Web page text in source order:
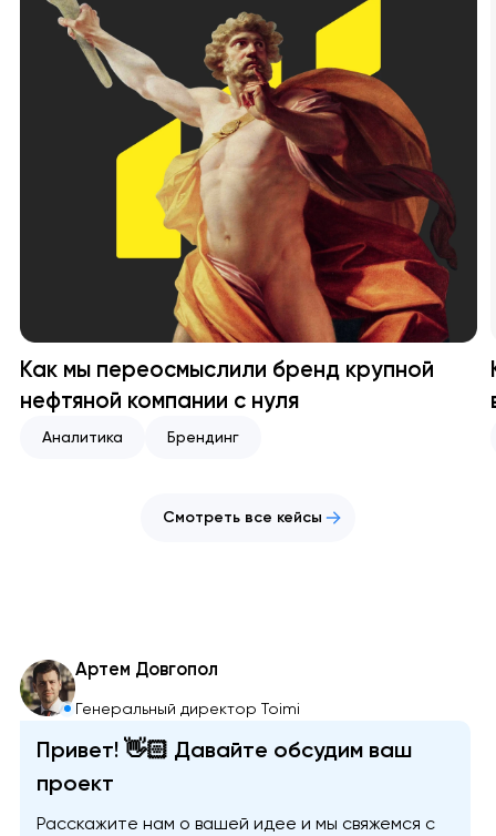
Как мы переосмыслили бренд крупной
нефтяной компании с нуля
Аналитика Брендинг
Смотреть все кейсы
Артем Довгопол
Генеральный директор Toimi
Привет! 👋🏻 Давайте обсудим ваш
проект
Расскажите нам о вашей идее и мы свяжемся с